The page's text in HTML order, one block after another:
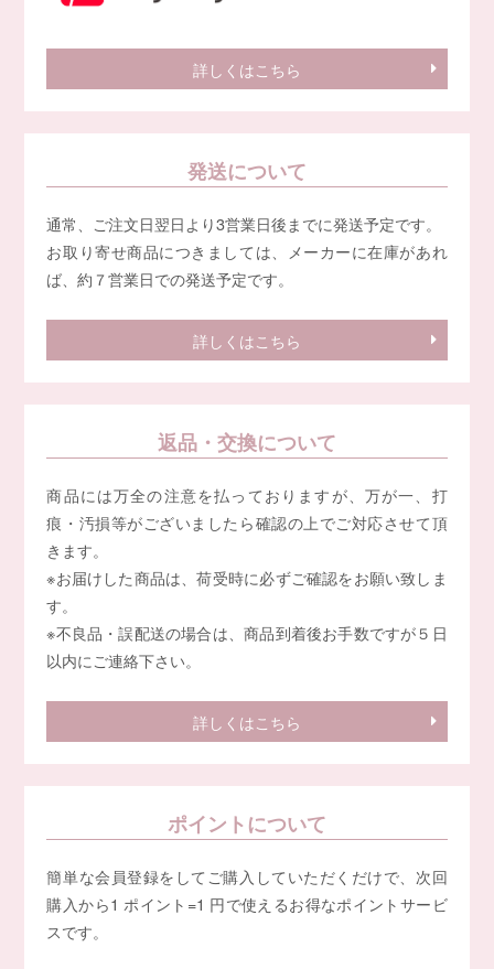
詳しくはこちら
発送について
通常、ご注文日翌日より3営業日後までに発送予定です。
お取り寄せ商品につきましては、メーカーに在庫があれ
ば、約７営業日での発送予定です。
詳しくはこちら
返品・交換について
商品には万全の注意を払っておりますが、万が一、打
痕・汚損等がございましたら確認の上でご対応させて頂
きます。
※お届けした商品は、荷受時に必ずご確認をお願い致しま
す。
※不良品・誤配送の場合は、商品到着後お手数ですが５日
以内にご連絡下さい。
詳しくはこちら
ポイントについて
簡単な会員登録をしてご購入していただくだけで、次回
購入から1 ポイント=1 円で使えるお得なポイントサービ
スです。